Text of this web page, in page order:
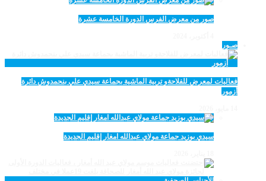
صور من معرض الفرس الدورة الخامسة عشرة
صـور
فعاليات لمعرض للفلاحةو تربية الماشية بجماعة سيدي علي بنحمدوش دائرة
أزمور
سيدي بوزيد جماعة مولاي عبدالله امغار إقليم الجديدة